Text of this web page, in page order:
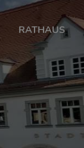
RATHAUS